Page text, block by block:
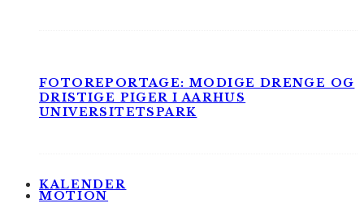
FOTOREPORTAGE: MODIGE DRENGE OG
DRISTIGE PIGER I AARHUS
UNIVERSITETSPARK
KALENDER
MOTION